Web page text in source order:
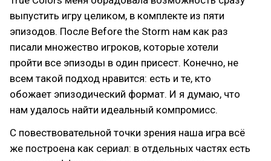
выпустить игру целиком, в комплекте из пяти
эпизодов. После Before the Storm нам как раз
писали множество игроков, которые хотели
пройти все эпизоды в один присест. Конечно, не
всем такой подход нравится: есть и те, кто
обожает эпизодический формат. И я думаю, что
нам удалось найти идеальный компромисс.
С повествовательной точки зрения наша игра всё
же построена как сериал: в отдельных частях есть